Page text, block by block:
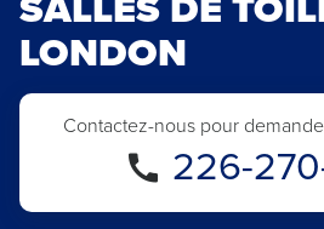
LONDON
Contactez-nous pour
226-